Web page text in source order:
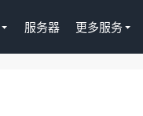
服务器 更多服务